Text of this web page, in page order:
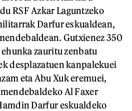
RSF Azkar Laguntzeko
Darfur eskualdean,
Gutxienez 350
zauritu zenbatu
desplazatuen kanpalekuei
eta Abu Xuk eremuei,
Al Faxer
Darfur eskualdeko